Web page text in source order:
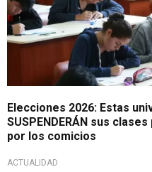
Elecciones 2026: Estas
SUSPENDERÁN sus
por los comicios
ACTUALIDAD